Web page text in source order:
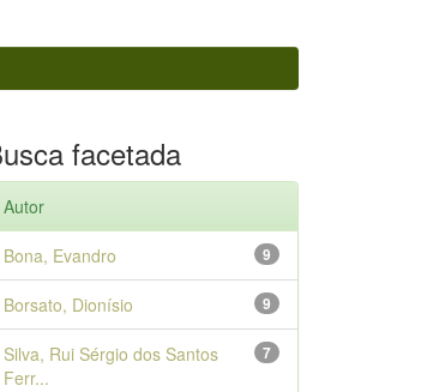
facetada
Autor
9
Bona, Evandro
9
Borsato, Dionísio
7
Silva, Rui Sérgio dos Santos
Ferr...